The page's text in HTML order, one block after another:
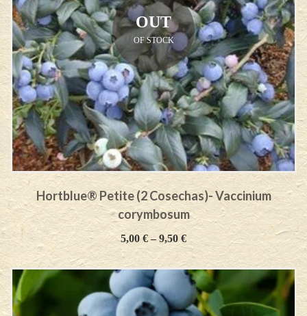
OUT
OF STOCK
Hortblue® Petite (2 Cosechas)- Vaccinium
corymbosum
5,00 €–9,50€